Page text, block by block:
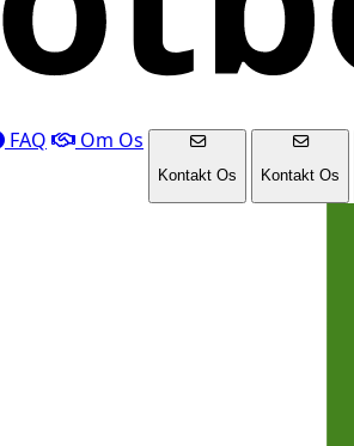
FAQ Om Os
Kontakt Os Kontakt Os